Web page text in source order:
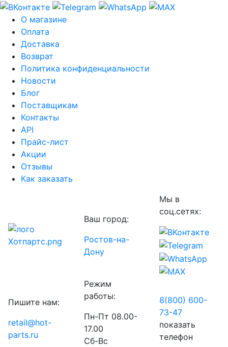
О магазине
Оплата
Доставка
Возврат
Политика конфиденциальности
Новости
Блог
Поставщикам
Контакты
API
Прайс-лист
Акции
Отзывы
Как заказать
Ваш город:
Ростов-на-
Дону
Мы в
соц.сетях:
Пишите нам:
retail@hot-
parts.ru
Режим
работы:
Пн-Пт 08.00-
17.00
Сб-Вс
8(800) 600-
73-47
показать
телефон